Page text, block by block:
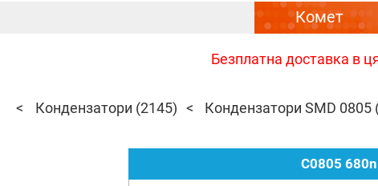
Комет
Безплатна доставка в
Кондензатори (2145) Кондензатори SMD 0805
C0805